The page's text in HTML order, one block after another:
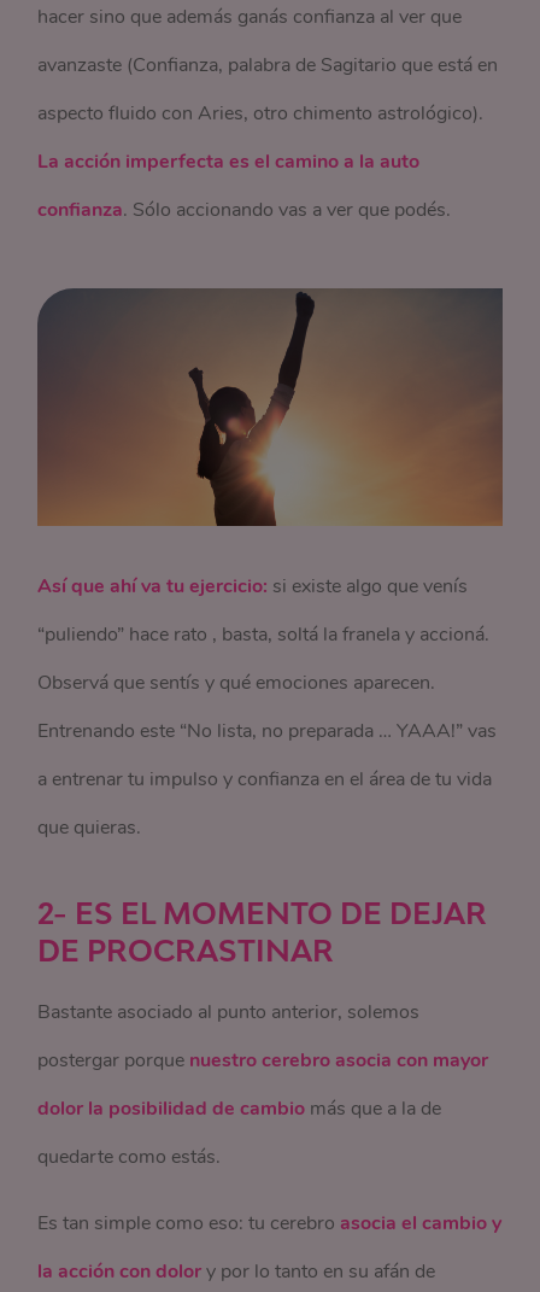
hacer sino que además ganás confianza al ver que
avanzaste (Confianza, palabra de Sagitario que está en
aspecto fluido con Aries, otro chimento astrológico).
La acción imperfecta es el camino a la auto
confianza. Sólo accionando vas a ver que podés.
Así que ahí va tu ejercicio: si existe algo que venís
“puliendo” hace rato , basta, soltá la franela y accioná.
Observá que sentís y qué emociones aparecen.
Entrenando este “No lista, no preparada … YAAA!” vas
a entrenar tu impulso y confianza en el área de tu vida
que quieras.
2- ES EL MOMENTO DE DEJAR
DE PROCRASTINAR
Bastante asociado al punto anterior, solemos
postergar porque nuestro cerebro asocia con mayor
dolor la posibilidad de cambio más que a la de
quedarte como estás.
Es tan simple como eso: tu cerebro asocia el cambio y
la acción con dolory por lo tanto en su afán de